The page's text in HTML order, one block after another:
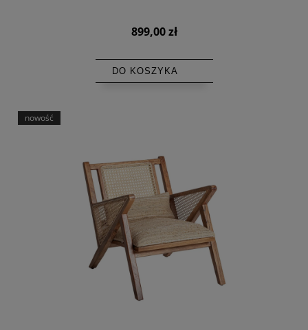
899,00 zł
DO KOSZYKA
nowość